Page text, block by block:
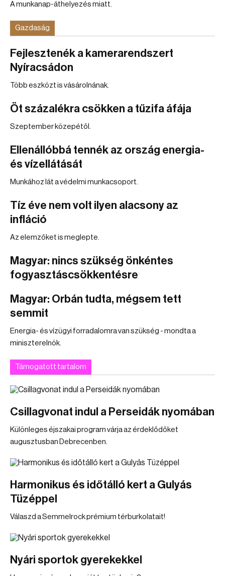
A munkanap-áthelyezés miatt.
Gazdaság
Fejlesztenék a kamerarendszert
Nyíracsádon
Több eszközt is vásárolnának.
Öt százalékra csökken a tűzifa áfája
Szeptember közepétől.
Ellenállóbbá tennék az ország energia-
és vízellátását
Munkához lát a védelmi munkacsoport.
Tíz éve nem volt ilyen alacsony az
infláció
Az elemzőket is meglepte.
Magyar: nincs szükség önkéntes
fogyasztáscsökkentésre
Magyar: Orbán tudta, mégsem tett
semmit
Energia- és vízügyi forradalomra van szükség - mondta a
miniszterelnök.
Támogatott tartalom
Csillagvonat indul a Perseidák nyomában
Különleges éjszakai program várja az érdeklődőket
augusztusban Debrecenben.
Harmonikus és időtálló kert a Gulyás
Tüzéppel
Válaszd a Semmelrock prémium térburkolatait!
Nyári sportok gyerekekkel